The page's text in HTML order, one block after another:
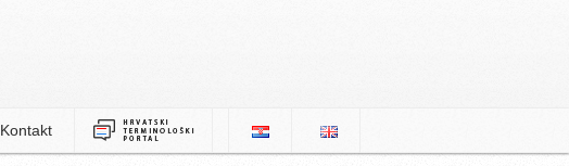
Kontakt